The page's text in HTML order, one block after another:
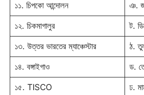
১১. চিপকো আন্দোলন ঞ.
১২. চিকমাগালুর ট.
১৩. উত্তর ভারতের ম্যাঞ্চেস্টার ঠ.
১৪. বঙ্গাইগাও ড.
১৫. TISCO ঢ.